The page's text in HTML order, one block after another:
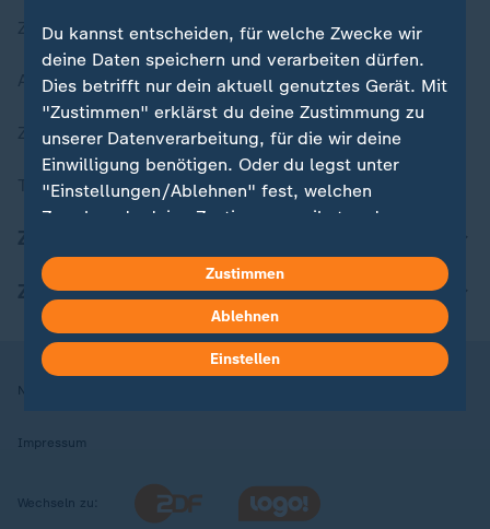
Zuletzt veröffentlicht
Aktuelle Sendungs-Videos
ZDFheute Stories
Themen im Überblick
ZDFheute Apps
Nutzungsbedingungen
Impressum
Wechseln zu:
Du kannst entscheiden, für welche Zwecke wir
deine Daten speichern und verarbeiten dürfen.
Dies betrifft nur dein aktuell genutztes Gerät. Mit
"Zustimmen" erklärst du deine Zustimmung zu
unserer Datenverarbeitung, für die wir deine
Einwilligung benötigen. Oder du legst unter
"Einstellungen/Ablehnen" fest, welchen
Zwecken du deine Zustimmung gibst und
kannst du jederzeit mit Wirkung für die Zukunft
in deinen Einstellungen widerrufen oder ändern.
Hier findest du das Impressum.
Weitere Informationen findest du in unserer
Zustimmen
Ablehnen
Einstellen